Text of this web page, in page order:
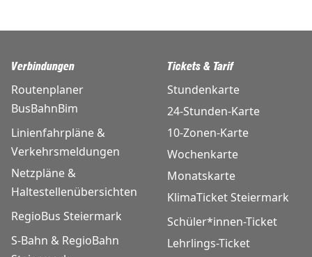
Verbindungen
Routenplaner
BusBahnBim
Linienfahrpläne &
Verkehrsmeldungen
Netzpläne &
Haltestellenübersichten
RegioBus Steiermark
S-Bahn & RegioBahn
Tickets & Tarif
Stundenkarte
24-Stunden-Karte
10-Zonen-Karte
Wochenkarte
Monatskarte
KlimaTicket Steiermark
Schüler*innen-Ticket
Lehrlings-Ticket